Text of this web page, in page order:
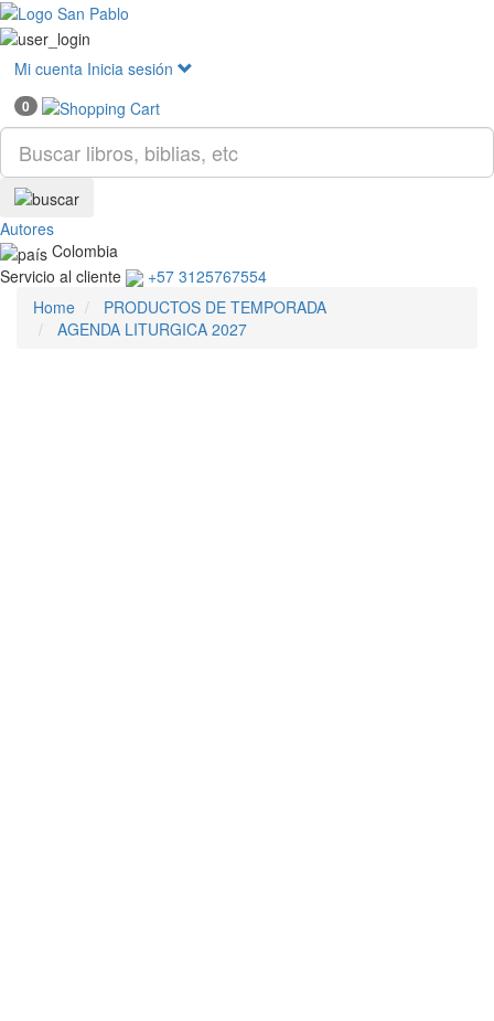
Mi cuenta Inicia sesión
0
Autores
Colombia
Servicio al cliente
+57 3125767554
Home
PRODUCTOS DE TEMPORADA
AGENDA LITURGICA 2027